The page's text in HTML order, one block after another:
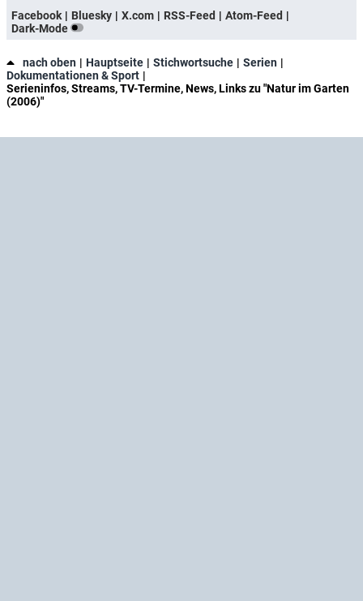
Facebook
Bluesky X.com RSS-Feed
Atom-Feed
Dark-Mode
nach oben Hauptseite Stichwortsuche
Serien
Dokumentationen & Sport
Serieninfos, Streams, TV-Termine, News, Links zu "Natur im Garten
(2006)"